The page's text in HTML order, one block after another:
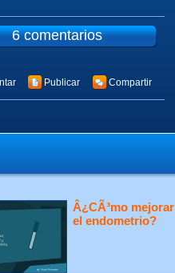
6 comentarios
Publicar Compartir
Â¿CÃ³mo mejorar
el endometrio?